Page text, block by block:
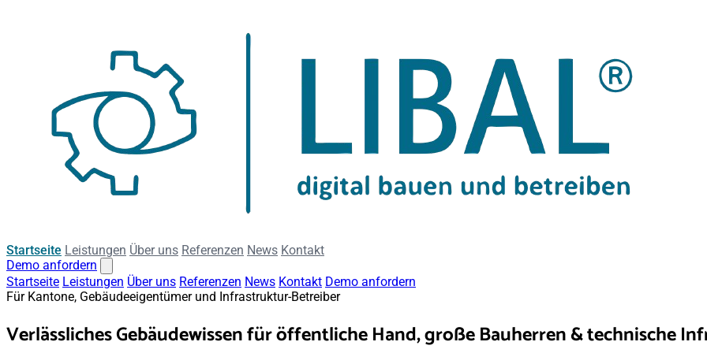
Startseite Leistungen Über uns Referenzen News Kontakt
Demo anfordern
Startseite Leistungen Über uns Referenzen News Kontakt Demo anfordern
Für Kantone, Gebäudeeigentümer und Infrastruktur-Betreiber
Verlässliches Gebäudewissen füröffentliche Hand, große Bauherren & technische